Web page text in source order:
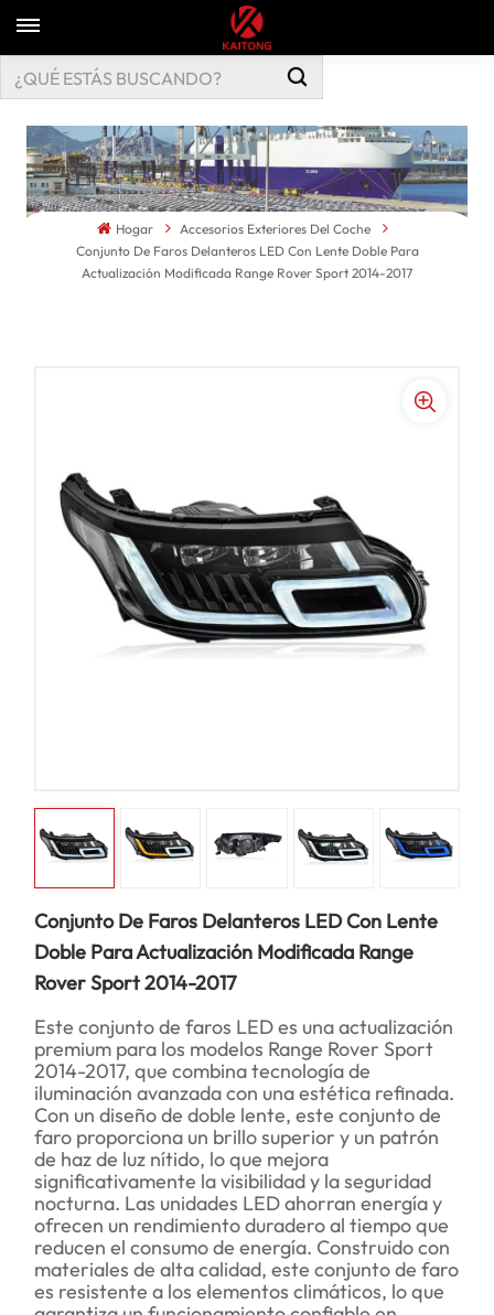
Hogar
Accesorios Exteriores Del Coche
Conjunto De Faros Delanteros LED Con Lente Doble Para
Actualización Modificada Range Rover Sport 2014-2017
Conjunto De Faros Delanteros LED Con Lente
Doble Para Actualización Modificada Range
Rover Sport 2014-2017
Este conjunto de faros LED es una actualización
premium para los modelos Range Rover Sport
2014-2017, que combina tecnología de
iluminación avanzada con una estética refinada.
Con un diseño de doble lente, este conjunto de
faro proporciona un brillo superior y un patrón
de haz de luz nítido, lo que mejora
significativamente la visibilidad y la seguridad
nocturna. Las unidades LED ahorran energía y
ofrecen un rendimiento duradero al tiempo que
reducen el consumo de energía. Construido con
materiales de alta calidad, este conjunto de faro
es resistente a los elementos climáticos, lo que